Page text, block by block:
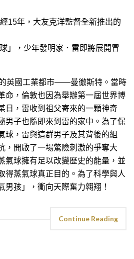
15年，大友克洋監督全新推出的
」，少年發明家．雷即將展開冒
英國工業都市——曼徹斯特。當時
命，倫敦也因為舉辦第一屆世界博
日，雷收到祖父寄來的一顆神奇
男子也隨即來到雷的家中。為了保
球，雷與這群男子及其背後的組
，開啟了一場驚險刺激的爭奪大
氣球擁有足以改變歷史的能量，並
得蒸氣球真正目的。為了科學與人
男孩」，衝向天際奮力翱翔！
Continue Reading